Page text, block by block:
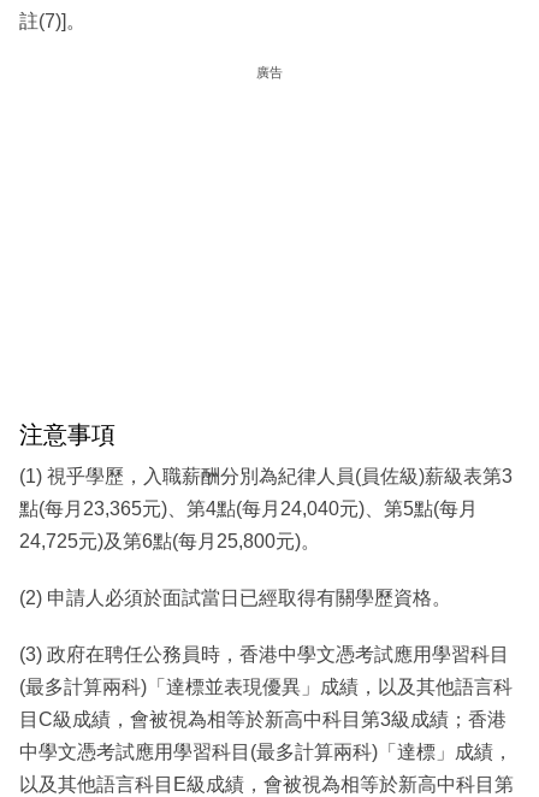
註(7)]。
廣告
注意事項
(1) 視乎學歷，入職薪酬分別為紀律人員(員佐級)薪級表第3
點(每月23,365元)、第4點(每月24,040元)、第5點(每月
24,725元)及第6點(每月25,800元)。
(2) 申請人必須於面試當日已經取得有關學歷資格。
(3) 政府在聘任公務員時，香港中學文憑考試應用學習科目
(最多計算兩科)「達標並表現優異」成績，以及其他語言科
目C級成績，會被視為相等於新高中科目第3級成績；香港
中學文憑考試應用學習科目(最多計算兩科)「達標」成績，
以及其他語言科目E級成績，會被視為相等於新高中科目第